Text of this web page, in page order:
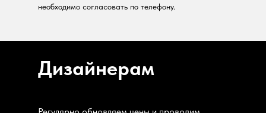
необходимо согласовать по телефону.
Дизайнерам